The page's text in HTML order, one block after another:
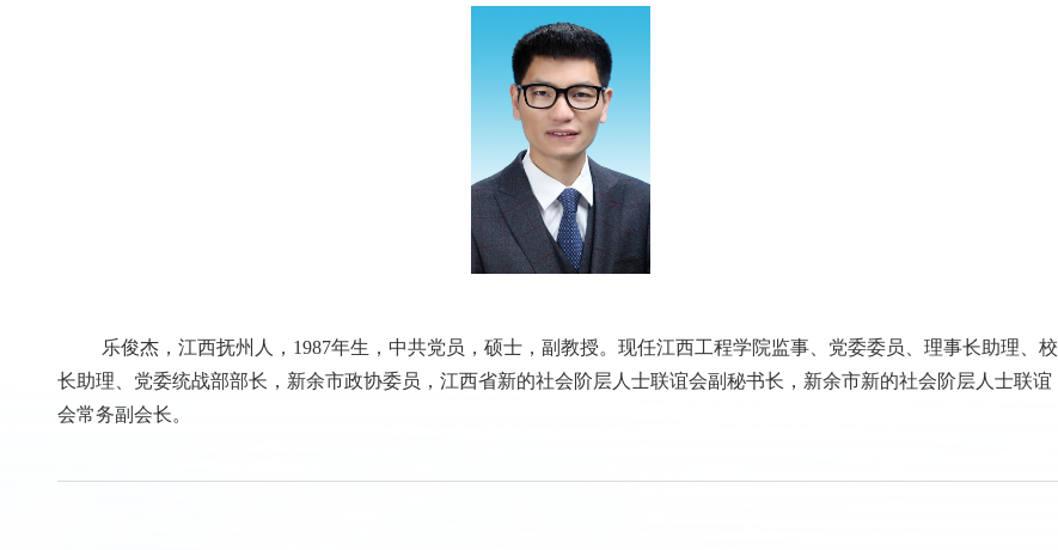
乐俊杰，江西抚州人， 1987年生，中共党员，硕士，副教授。现任江西工程学院监事、党委委员、理事长助理、校
长助理、党委统战部部长，新余市政协委员，江西省新的社会阶层人士联谊会副秘书长，新余市新的社会阶层人士联谊
会常务副会长。